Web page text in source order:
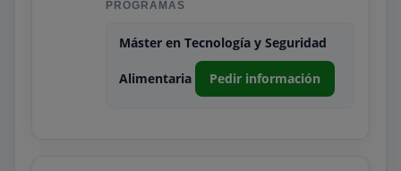
PROGRAMAS
Máster en Tecnología y Seguridad
Alimentaria Pedir información